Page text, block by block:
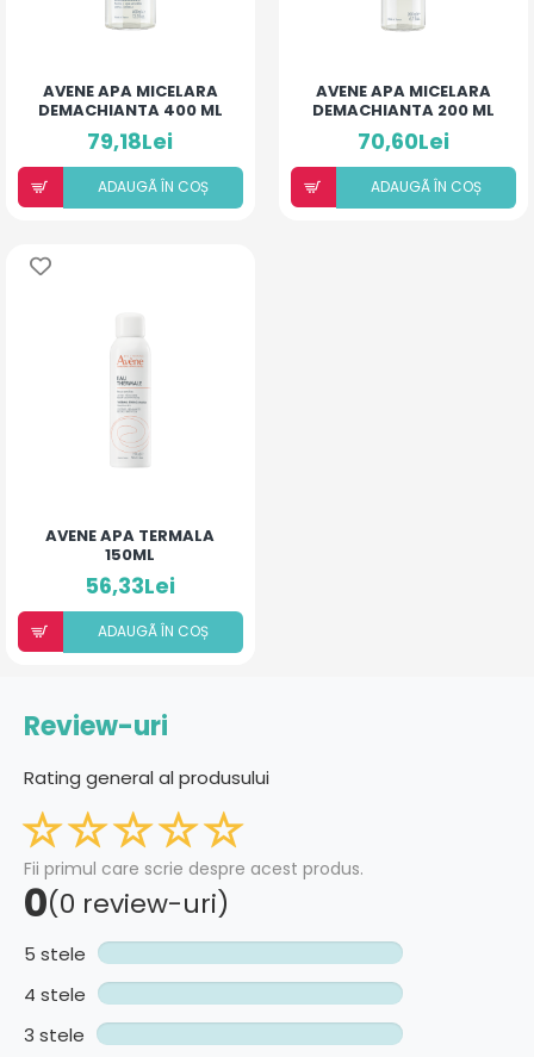
AVENE APA MICELARA
DEMACHIANTA 400 ML
79,18Lei
ADAUGÃ ÎN COȘ
AVENE APA MICELARA
DEMACHIANTA 200 ML
70,60Lei
ADAUGÃ ÎN COȘ
AVENE APA TERMALA
150ML
56,33Lei
ADAUGÃ ÎN COȘ
Review-uri
Rating general al produsului
Fii primul care scrie despre acest produs.
0(0 review-uri)
5 stele
4 stele
3 stele